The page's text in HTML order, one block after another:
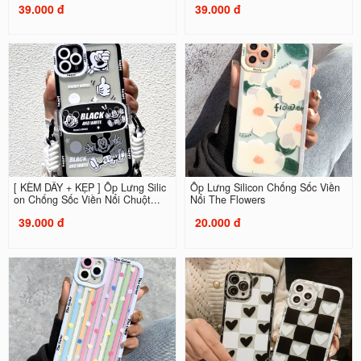
39.000 đ 39.000 đ
[ KÈM DÂY + KẸP ] Ốp Lưng Silic
on Chống Sốc Viền Nổi Chuột...
39.000 đ
Ốp Lưng Silicon Chống Sốc Viền
Nổi The Flowers
20.000 đ